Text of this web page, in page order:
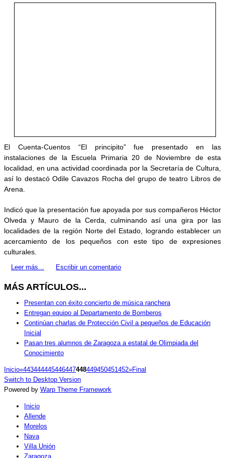
El Cuenta-Cuentos “El principito” fue presentado en las
instalaciones de la Escuela Primaria 20 de Noviembre de esta
localidad, en una actividad coordinada por la Secretaría de Cultura,
así lo destacó Odile Cavazos Rocha del grupo de teatro Libros de
Arena.
Indicó que la presentación fue apoyada por sus compañeros Héctor
Olveda y Mauro de la Cerda, culminando así una gira por las
localidades de la región Norte del Estado, logrando establecer un
acercamiento de los pequeños con este tipo de expresiones
culturales.
Leer más... Escribir un comentario
MÁS ARTÍCULOS...
Presentan con éxito concierto de música ranchera
Entregan equipo al Departamento de Bomberos
Continúan charlas de Protección Civil a pequeños de Educación
Inicial
Pasan tres alumnos de Zaragoza a estatal de Olimpiada del
Conocimiento
Inicio«443444445446447448449450451452»Final
Switch to Desktop Version
Powered by Warp Theme Framework
Inicio
Allende
Morelos
Nava
Villa Unión
Zaragoza